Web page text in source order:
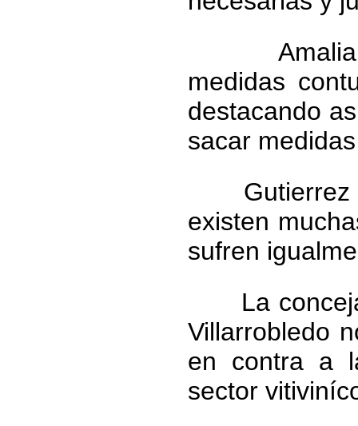
Amalia
medidas
destacando
sacar
Gutierrez
existen
sufren
La concejal
Villarrobledo
en contra a
sector